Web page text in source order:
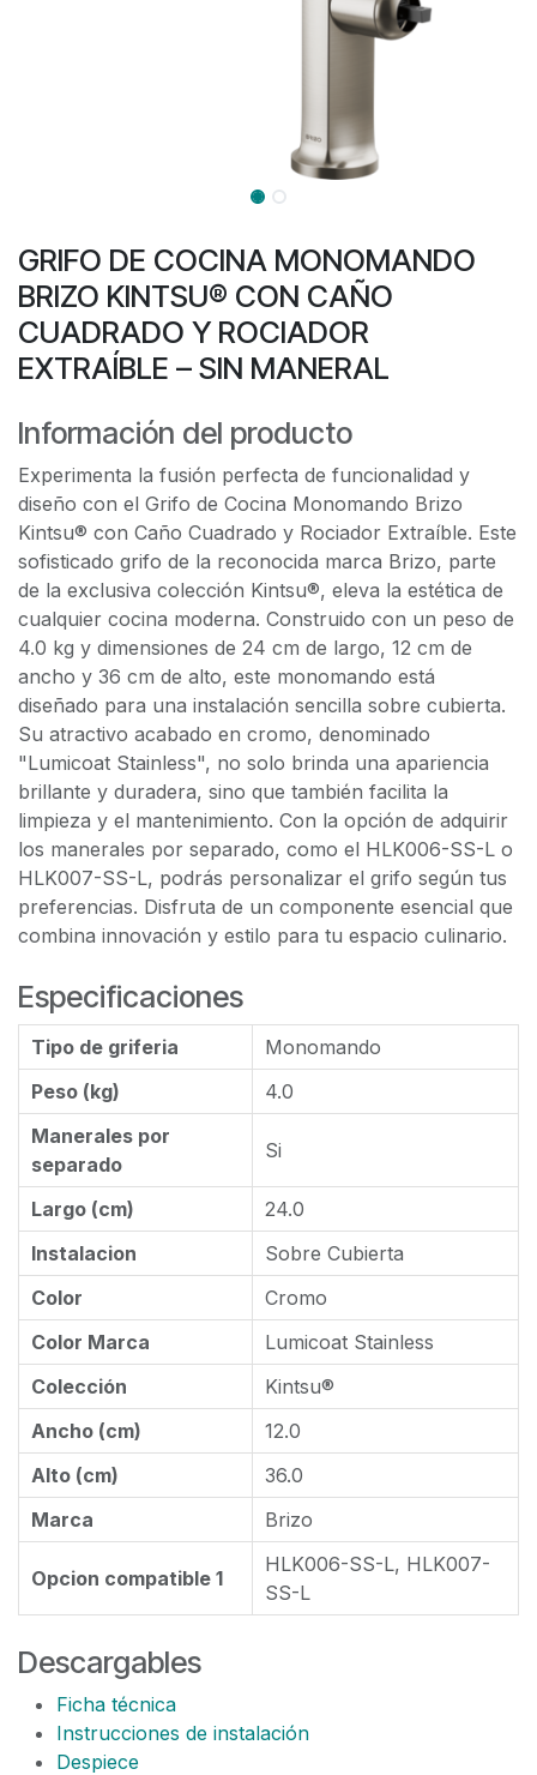
GRIFO DE COCINA MONOMANDO
BRIZO KINTSU® CON CAÑO
CUADRADO Y ROCIADOR
EXTRAÍBLE – SIN MANERAL
Información del producto
Experimenta la fusión perfecta de funcionalidad y
diseño con el Grifo de Cocina Monomando Brizo
Kintsu® con Caño Cuadrado y Rociador Extraíble. Este
sofisticado grifo de la reconocida marca Brizo, parte
de la exclusiva colección Kintsu®, eleva la estética de
cualquier cocina moderna. Construido con un peso de
4.0 kg y dimensiones de 24 cm de largo, 12 cm de
ancho y 36 cm de alto, este monomando está
diseñado para una instalación sencilla sobre cubierta.
Su atractivo acabado en cromo, denominado
"Lumicoat Stainless", no solo brinda una apariencia
brillante y duradera, sino que también facilita la
limpieza y el mantenimiento. Con la opción de adquirir
los manerales por separado, como el HLK006-SS-L o
HLK007-SS-L, podrás personalizar el grifo según tus
preferencias. Disfruta de un componente esencial que
combina innovación y estilo para tu espacio culinario.
Especificaciones
Tipo de griferia
Monomando
Peso (kg)
4.0
Manerales por
separado
Si
Largo (cm)
24.0
Instalacion
Sobre Cubierta
Color
Cromo
Color Marca
Lumicoat Stainless
Colección
Kintsu®
Ancho (cm)
12.0
Alto (cm)
36.0
Marca
Brizo
Opcion compatible 1
HLK006-SS-L, HLK007-
SS-L
Descargables
Ficha técnica
Instrucciones de instalación
Despiece